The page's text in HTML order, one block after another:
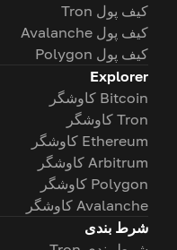
کیف پول Tron
کیف پول Avalanche
کیف پول Polygon
Explorer
Bitcoin کاوشگر
Tron کاوشگر
Ethereum کاوشگر
Arbitrum کاوشگر
Polygon کاوشگر
Avalanche کاوشگر
شرط بندی